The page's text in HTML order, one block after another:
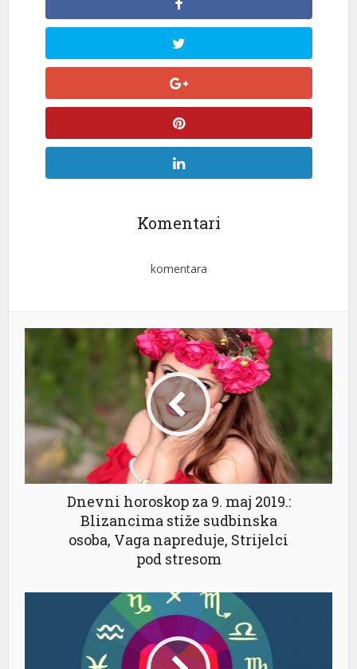
Komentari
komentara
Dnevni horoskop za 9. maj 2019.:
Blizancima stiže sudbinska
osoba, Vaga napreduje, Strijelci
pod stresom